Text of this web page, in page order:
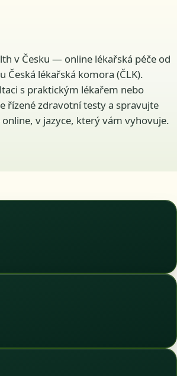
v Česku — online lékařská péče od
Česká lékařská komora (ČLK).
s praktickým lékařem nebo
řízené zdravotní testy a spravujte
online, v jazyce, který vám vyhovuje.